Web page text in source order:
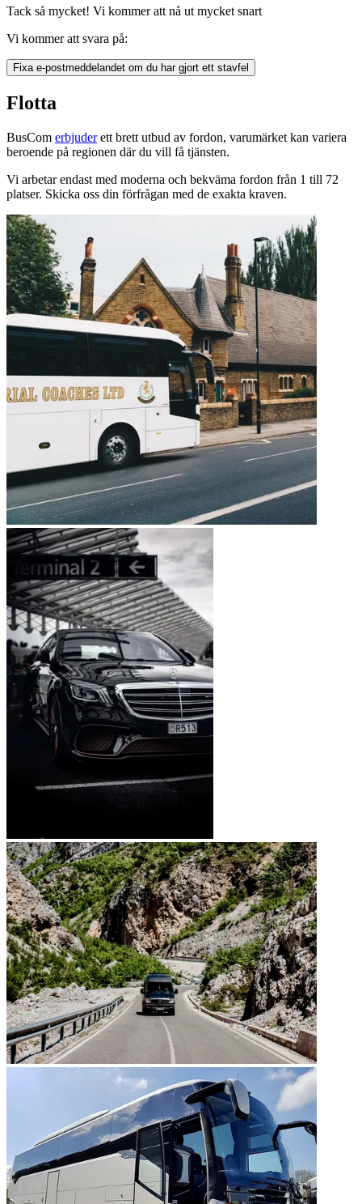
Tack så mycket! Vi kommer att nå ut mycket snart
Vi kommer att svara på:
Fixa e-postmeddelandet om du har gjort ett stavfel
Flotta
BusCom erbjuderett brett utbud av fordon, varumärket kan variera
beroende på regionen där du vill få tjänsten.
Vi arbetar endast med moderna och bekväma fordon från 1 till 72
platser. Skicka oss din förfrågan med de exakta kraven.